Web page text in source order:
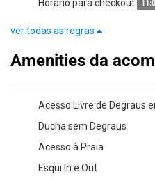
Horário para checkout
ver todas as regras
Amenities da
Acesso Livre de Degraus
Ducha sem Degraus
Acesso à Praia
Esqui In e Out